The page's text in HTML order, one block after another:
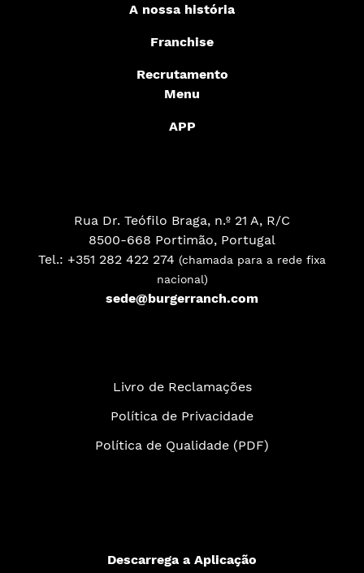
A nossa história
Franchise
Recrutamento
Menu
APP
Rua Dr. Teófilo Braga, n.º 21 A, R/C
8500-668 Portimão, Portugal
Tel.: +351 282 422 274 (chamada para a rede fixa
nacional)
sede@burgerranch.com
Livro de Reclamações
Política de Privacidade
Política de Qualidade (PDF)
Descarrega a Aplicação